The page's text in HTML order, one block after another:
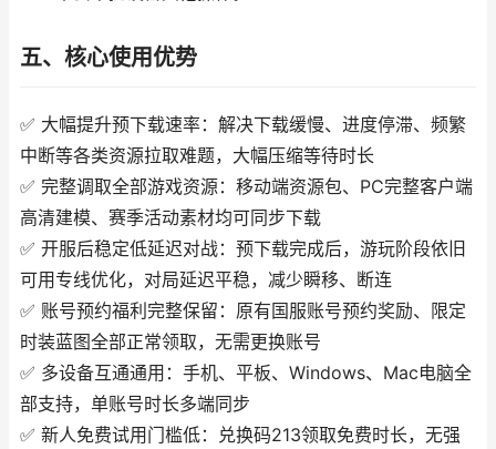
五、核心使用优势
✅ 大幅提升预下载速率：解决下载缓慢、进度停滞、频繁
中断等各类资源拉取难题，大幅压缩等待时长
✅ 完整调取全部游戏资源：移动端资源包、PC完整客户端
高清建模、赛季活动素材均可同步下载
✅ 开服后稳定低延迟对战：预下载完成后，游玩阶段依旧
可用专线优化，对局延迟平稳，减少瞬移、断连
✅ 账号预约福利完整保留：原有国服账号预约奖励、限定
时装蓝图全部正常领取，无需更换账号
✅ 多设备互通通用：手机、平板、Windows、Mac电脑全
部支持，单账号时长多端同步
✅ 新人免费试用门槛低：兑换码213领取免费时长，无强